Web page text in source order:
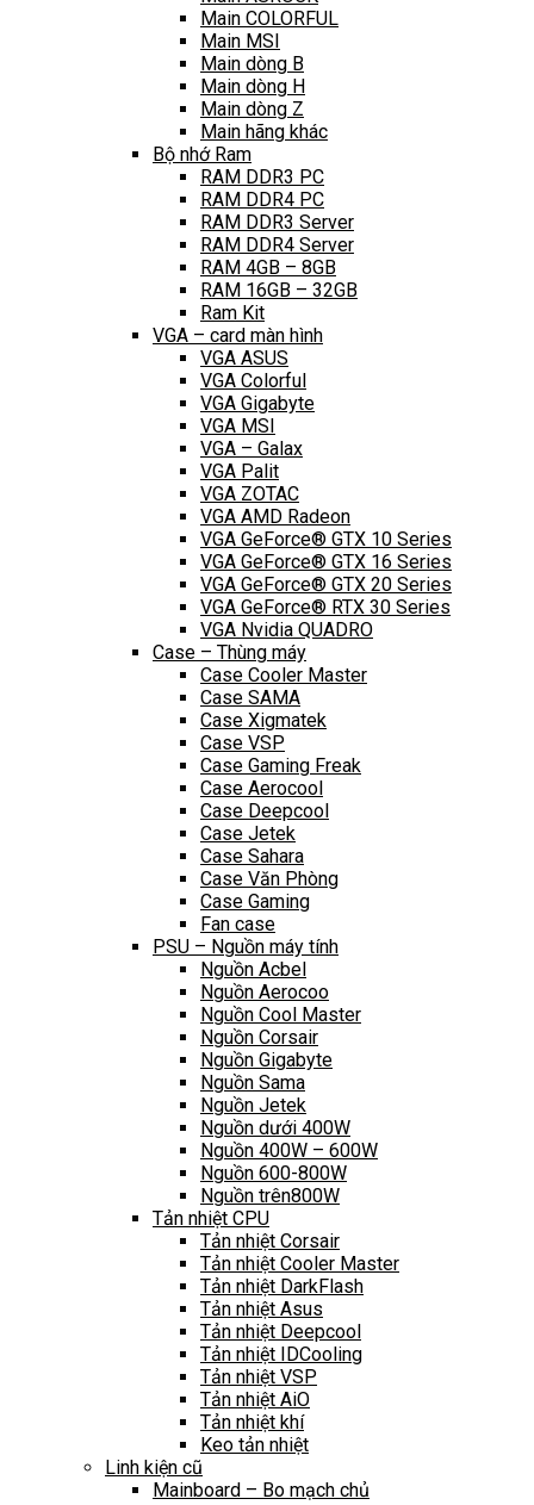
Main COLORFUL
Main MSI
Main dòng B
Main dòng H
Main dòng Z
Main hãng khác
Bộ nhớ Ram
RAM DDR3 PC
RAM DDR4 PC
RAM DDR3 Server
RAM DDR4 Server
RAM 4GB – 8GB
RAM 16GB – 32GB
Ram Kit
VGA – card màn hình
VGA ASUS
VGA Colorful
VGA Gigabyte
VGA MSI
VGA – Galax
VGA Palit
VGA ZOTAC
VGA AMD Radeon
VGA GeForce® GTX 10 Series
VGA GeForce® GTX 16 Series
VGA GeForce® GTX 20 Series
VGA GeForce® RTX 30 Series
VGA Nvidia QUADRO
Case – Thùng máy
Case Cooler Master
Case SAMA
Case Xigmatek
Case VSP
Case Gaming Freak
Case Aerocool
Case Deepcool
Case Jetek
Case Sahara
Case Văn Phòng
Case Gaming
Fan case
PSU – Nguồn máy tính
Nguồn Acbel
Nguồn Aerocoo
Nguồn Cool Master
Nguồn Corsair
Nguồn Gigabyte
Nguồn Sama
Nguồn Jetek
Nguồn dưới 400W
Nguồn 400W – 600W
Nguồn 600-800W
Nguồn trên800W
Tản nhiệt CPU
Tản nhiệt Corsair
Tản nhiệt Cooler Master
Tản nhiệt DarkFlash
Tản nhiệt Asus
Tản nhiệt Deepcool
Tản nhiệt IDCooling
Tản nhiệt VSP
Tản nhiệt AiO
Tản nhiệt khí
Keo tản nhiệt
Linh kiện cũ
Mainboard – Bo mạch chủ